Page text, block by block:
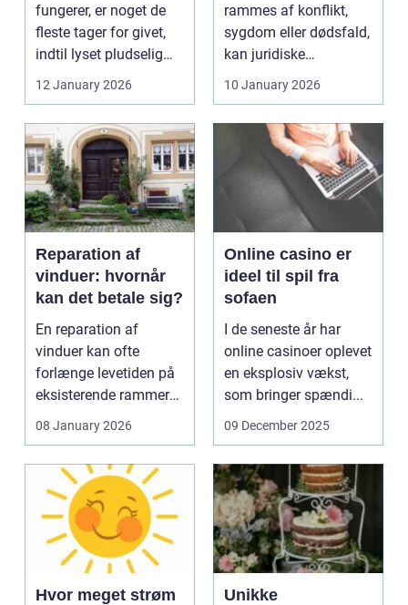
fungerer, er noget de
fleste tager for givet,
indtil lyset pludselig
12 January 2026
rammes af konflikt,
sygdom eller dødsfald,
kan juridiske
vokse si...
10 January 2026
Reparation af
vinduer: hvornår
kan det betale sig?
En reparation af
vinduer kan ofte
forlænge levetiden på
eksisterende rammer
08 January 2026
Online casino er
ideel til spil fra
sofaen
I de seneste år har
online casinoer oplevet
en eksplosiv vækst,
som bringer spændi...
09 December 2025
Hvor meget strøm
Unikke